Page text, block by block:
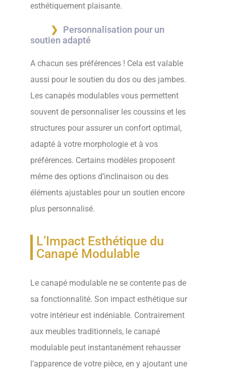
esthétiquement plaisante.
Personnalisation pour un
soutien adapté
A chacun ses préférences ! Cela est valable
aussi pour le soutien du dos ou des jambes.
Les canapés modulables vous permettent
souvent de personnaliser les coussins et les
structures pour assurer un confort optimal,
adapté à votre morphologie et à vos
préférences. Certains modèles proposent
même des options d’inclinaison ou des
éléments ajustables pour un soutien encore
plus personnalisé.
L’Impact Esthétique du
Canapé Modulable
Le canapé modulable ne se contente pas de
sa fonctionnalité. Son impact esthétique sur
votre intérieur est indéniable. Contrairement
aux meubles traditionnels, le canapé
modulable peut instantanément rehausser
l’apparence de votre pièce, en y ajoutant une